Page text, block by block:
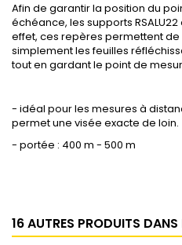
Afin de garantir la position du
échéance, les supports
effet, ces repères permettent
simplement les feuilles
tout en gardant le point de
- idéal pour les mesures à
permet une visée exacte de loin.
- portée : 400 m - 500 m
16 AUTRES PRODUITS